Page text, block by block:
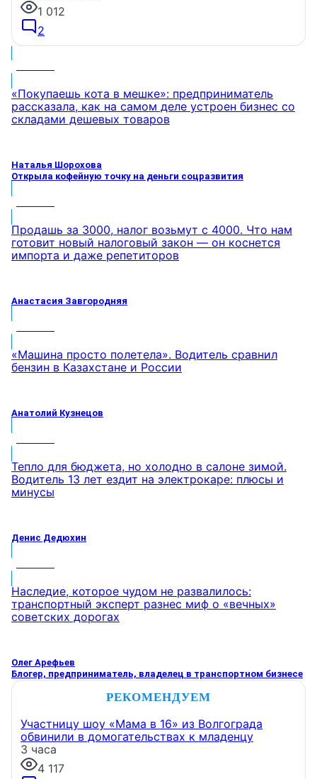
1 012
2
«Покупаешь кота в мешке»: предприниматель
рассказала, как на самом деле устроен бизнес со
складами дешевых товаров
Наталья Шорохова
Открыла кофейную точку на деньги соцразвития
Продашь за 3000, налог возьмут с 4000. Что нам
готовит новый налоговый закон — он коснется
импорта и даже репетиторов
Анастасия Завгородняя
«Машина просто полетела». Водитель сравнил
бензин в Казахстане и России
Анатолий Кузнецов
Тепло для бюджета, но холодно в салоне зимой.
Водитель 13 лет ездит на электрокаре: плюсы и
минусы
Денис Дедюхин
Наследие, которое чудом не развалилось:
транспортный эксперт разнес миф о «вечных»
советских дорогах
Олег Арефьев
Блогер, предприниматель, владелец в транспортном бизнесе
РЕКОМЕНДУЕМ
Участницу шоу «Мама в 16» из Волгограда
обвинили в домогательствах к младенцу
3 часа
4 117